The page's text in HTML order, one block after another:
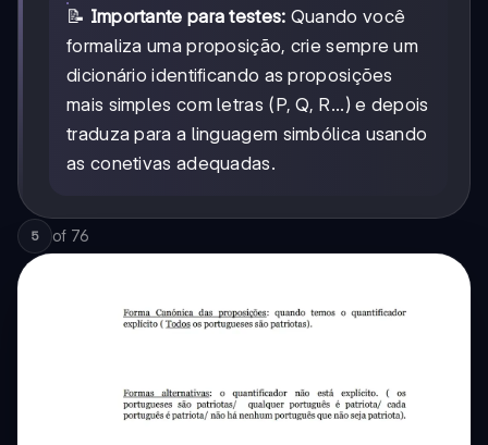
📝 Importante para testes: Quando você
formaliza uma proposição, crie sempre um
dicionário identificando as proposições
mais simples com letras (P, Q, R...) e depois
traduza para a linguagem simbólica usando
as conetivas adequadas.
5 of 76